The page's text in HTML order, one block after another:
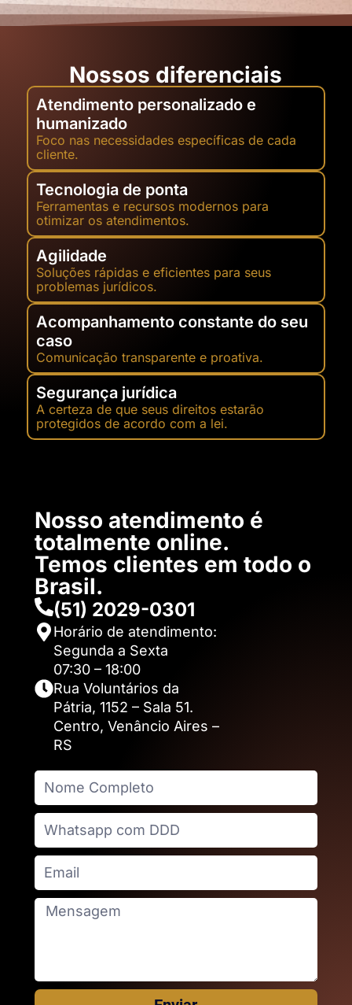
Nossos diferenciais
Atendimento personalizado e
humanizado
Foco nas necessidades específicas de cada
cliente.
Tecnologia de ponta
Ferramentas e recursos modernos para
otimizar os atendimentos.
Agilidade
Soluções rápidas e eficientes para seus
problemas jurídicos.
Acompanhamento constante do seu
caso
Comunicação transparente e proativa.
Segurança jurídica
A certeza de que seus direitos estarão
protegidos de acordo com a lei.
Nosso atendimento é
totalmente online.
Temos clientes em todo o
Brasil.​
(51) 2029-0301
Horário de atendimento:
Segunda a Sexta
07:30 – 18:00
Rua Voluntários da
Pátria, 1152 – Sala 51.
Centro, Venâncio Aires –
RS